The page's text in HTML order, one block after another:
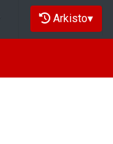
Arkisto▾